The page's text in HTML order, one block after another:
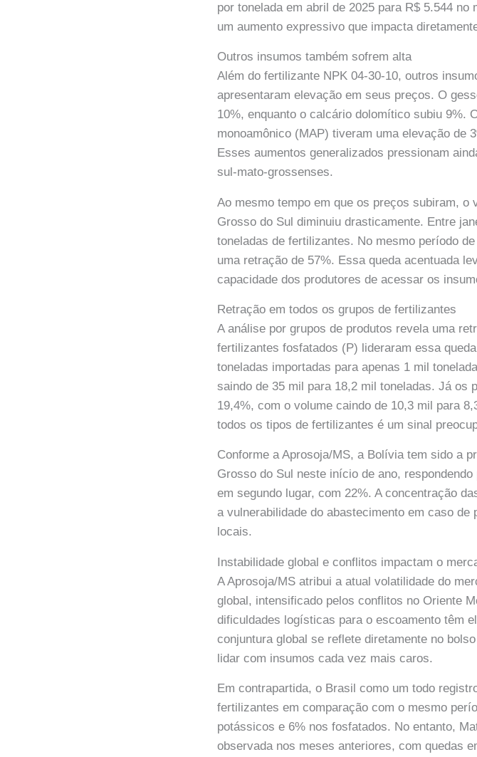
por tonelada em abril de 2025 para R$ 5.544
um aumento expressivo que impacta
Outros insumos também sofrem alta
Além do fertilizante NPK 04-30-10, outros
apresentaram elevação em seus preços. O
10%, enquanto o calcário dolomítico subiu 9%.
monoamônico (MAP) tiveram uma elevação de
Esses aumentos generalizados pressionam
sul-mato-grossenses.
Ao mesmo tempo em que os preços subiram,
Grosso do Sul diminuiu drasticamente. Entre
toneladas de fertilizantes. No mesmo período
uma retração de 57%. Essa queda acentuada
capacidade dos produtores de acessar os
Retração em todos os grupos de fertilizantes
A análise por grupos de produtos revela uma
fertilizantes fosfatados (P) lideraram essa
toneladas importadas para apenas 1 mil
saindo de 35 mil para 18,2 mil toneladas. Já os
19,4%, com o volume caindo de 10,3 mil para
todos os tipos de fertilizantes é um sinal
Conforme a Aprosoja/MS, a Bolívia tem sido a
Grosso do Sul neste início de ano,
em segundo lugar, com 22%. A concentração
a vulnerabilidade do abastecimento em caso
locais.
Instabilidade global e conflitos impactam o
A Aprosoja/MS atribui a atual volatilidade do
global, intensificado pelos conflitos no Oriente
dificuldades logísticas para o escoamento têm
conjuntura global se reflete diretamente no
lidar com insumos cada vez mais caros.
Em contrapartida, o Brasil como um todo
fertilizantes em comparação com o mesmo
potássicos e 6% nos fosfatados. No entanto,
observada nos meses anteriores, com quedas